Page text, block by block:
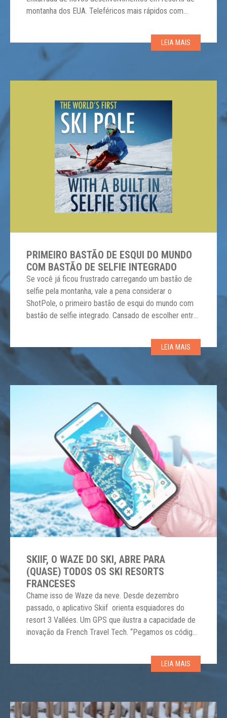
montanha dos EUA. Teleféricos mais rápidos com
terrenos para todos os níveis de habilidade. Tecnologia
de tíquete de teleférico que permite que os hóspedes
mantenham suas luvas e suas […]
LEIA MAIS
PRIMEIRO BASTÃO DE ESQUI DO MUNDO
COM BASTÃO DE SELFIE INTEGRADO
Se você já ficou frustrado carregando um bastão de
selfie pela montanha, vale a pena considerar o
ShotPole, o primeiro bastão de esqui do mundo com
bastão de selfie integrado. Cansado de escolher entre
você tem os dois! O suporte de câmera integrado o
torna uma escolha óbvia para […]
LEIA MAIS
SKIIF, O WAZE DO SKI, ABRE PARA
(QUASE) TODOS OS SKI RESORTS
FRANCESES
Chame isso de Waze da neve. Desde dezembro
passado, o aplicativo Skiif orienta esquiadores do
resort 3 Vallées. Um GPS que ilustra a capacidade de
inovação da French Travel Tech. “Pegamos os códigos
fundadora do Skiif, durante a conferência Net
Managers em La Plagne, semanas atrás. Os “Skiifeurs”
LEIA MAIS